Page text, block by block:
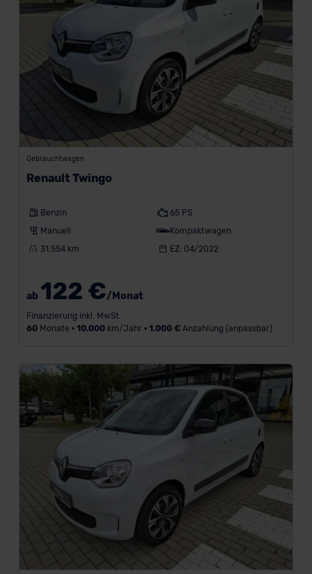
Gebrauchtwagen
Renault Twingo
Benzin
65 PS
Manuell
Kompaktwagen
31.554 km
EZ: 04/2022
ab 122 €/Monat
Finanzierung inkl. MwSt.
60Monate • 10.000km/Jahr • 1.000 €Anzahlung (anpassbar)